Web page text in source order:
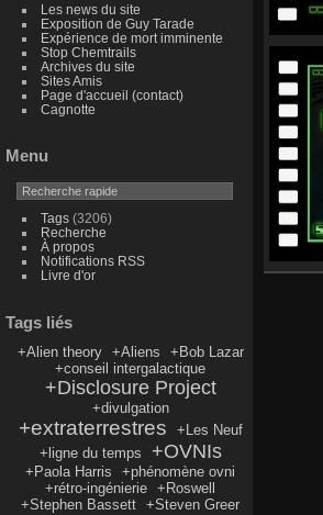
Les news du site
Exposition de Guy Tarade
Expérience de mort imminente
Stop Chemtrails
Archives du site
Sites Amis
Page d'accueil (contact)
Cagnotte
Menu
Tags(3206)
Recherche
À propos
Notifications RSS
Livre d'or
Tags liés
+Alien theory +Aliens
+Bob Lazar
+conseil intergalactique
+Disclosure Project
+divulgation
+extraterrestres
+Les Neuf
+ligne du temps
+OVNIs
+Paola Harris
+phénomène ovni
+rétro-ingénierie
+Roswell
+Stephen Bassett
+Steven Greer